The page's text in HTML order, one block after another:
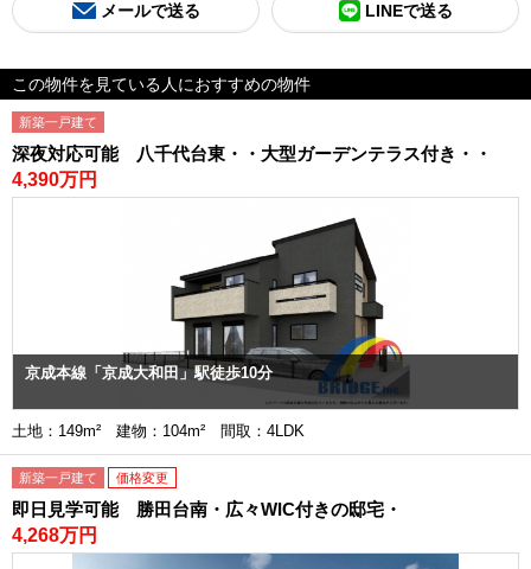
メールで送る LINEで送る
この物件を見ている人におすすめの物件
新築一戸建て
深夜対応可能 八千代台東・・大型ガーデンテラス付き・・
4,390万円
京成本線「京成大和田」駅徒歩10分
土地：149m² 建物：104m² 間取：4LDK
新築一戸建て 価格変更
即日見学可能 勝田台南・広々WIC付きの邸宅・
4,268万円